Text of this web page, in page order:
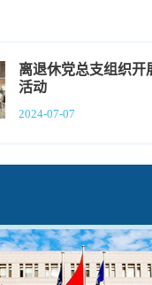
离退休党总支组织开
活动
2024-07-07